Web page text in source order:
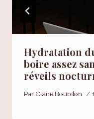
Hydratation
boire assez
réveils
Par Claire Bourdon